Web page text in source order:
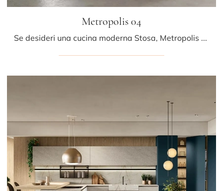
Metropolis 04
Se desideri una cucina moderna Stosa, Metropolis 04 in legno ti aspetta nel nostro negozio di Cucine Moderne con penisola.